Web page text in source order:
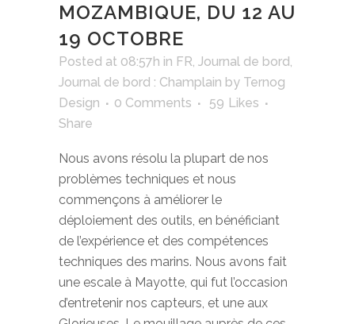
MOZAMBIQUE, DU 12 AU
19 OCTOBRE
Posted at 08:57h in FR, Journal de bord,
Journal de bord : Champlain by Ternog
Design
0 Comments 59 Likes
Share
Nous avons résolu la plupart de nos
problèmes techniques et nous
commençons à améliorer le
déploiement des outils, en bénéficiant
de l’expérience et des compétences
techniques des marins. Nous avons fait
une escale à Mayotte, qui fut l’occasion
d’entretenir nos capteurs, et une aux